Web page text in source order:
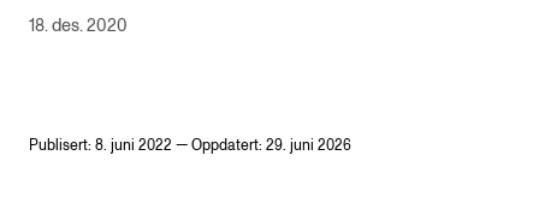
18. des. 2020
Publisert: 8. juni 2022 — Oppdatert: 29. juni 2026